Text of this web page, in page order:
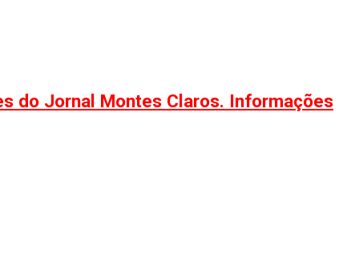
do Jornal Montes Claros. Informações